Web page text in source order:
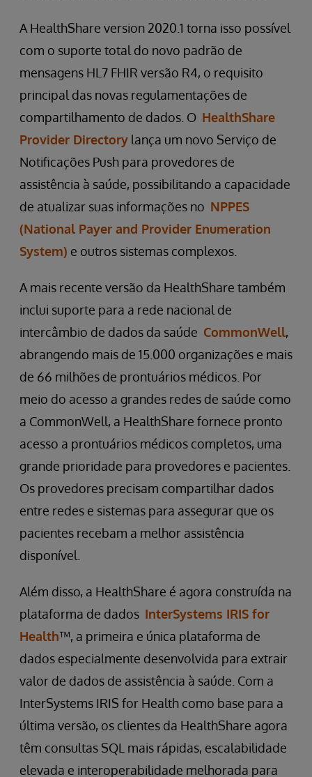
A HealthShare version 2020.1 torna isso possível
com o suporte total do novo padrão de
mensagens HL7 FHIR versão R4, o requisito
principal das novas regulamentações de
compartilhamento de dados. O HealthShare
Provider Directory lança um novo Serviço de
Notificações Push para provedores de
assistência à saúde, possibilitando a capacidade
de atualizar suas informações no NPPES
(National Payer and Provider Enumeration
System) e outros sistemas complexos.
A mais recente versão da HealthShare também
inclui suporte para a rede nacional de
intercâmbio de dados da saúde CommonWell,
abrangendo mais de 15.000 organizações e mais
de 66 milhões de prontuários médicos. Por
meio do acesso a grandes redes de saúde como
a CommonWell, a HealthShare fornece pronto
acesso a prontuários médicos completos, uma
grande prioridade para provedores e pacientes.
Os provedores precisam compartilhar dados
entre redes e sistemas para assegurar que os
pacientes recebam a melhor assistência
disponível.
Além disso, a HealthShare é agora construída na
plataforma de dados InterSystems IRIS for
Health™, a primeira e única plataforma de
dados especialmente desenvolvida para extrair
valor de dados de assistência à saúde. Com a
InterSystems IRIS for Health como base para a
última versão, os clientes da HealthShare agora
têm consultas SQL mais rápidas, escalabilidade
elevada e interoperabilidade melhorada para